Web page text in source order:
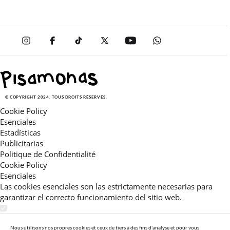
© COPYRIGHT 2024. TOUS DROITS RÉSERVÉS.
Cookie Policy
Esenciales
Estadísticas
Publicitarias
Politique de Confidentialité
Cookie Policy
Esenciales
Las cookies esenciales son las estrictamente necesarias para
garantizar el correcto funcionamiento del sitio web.
Nous utilisons nos propres cookies et ceux de tiers à des fins d'analyse et pour vous